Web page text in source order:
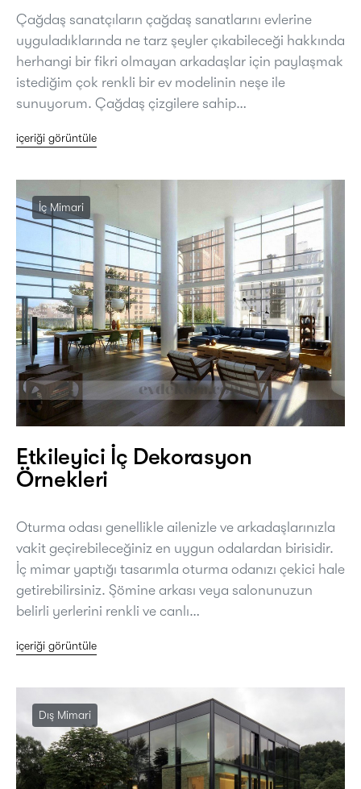
Çağdaş sanatçıların çağdaş sanatlarını evlerine
uyguladıklarında ne tarz şeyler çıkabileceği hakkında
herhangi bir fikri olmayan arkadaşlar için paylaşmak
istediğim çok renkli bir ev modelinin neşe ile
sunuyorum. Çağdaş çizgilere sahip…
içeriği görüntüle
İç Mimari
Etkileyici İç Dekorasyon
Örnekleri
Oturma odası genellikle ailenizle ve arkadaşlarınızla
vakit geçirebileceğiniz en uygun odalardan birisidir.
İç mimar yaptığı tasarımla oturma odanızı çekici hale
getirebilirsiniz. Şömine arkası veya salonunuzun
belirli yerlerini renkli ve canlı…
içeriği görüntüle
Dış Mimari